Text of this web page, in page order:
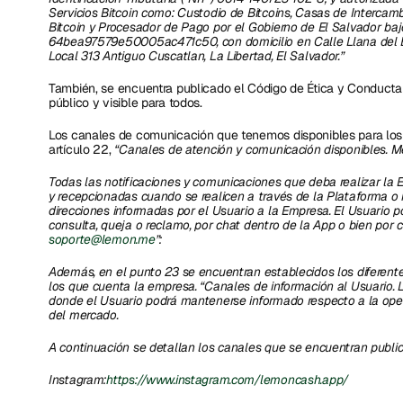
Servicios Bitcoin como: Custodio de Bitcoins, Casas de
Bitcoin y Procesador de Pago por el Gobierno de El Salvador
64bea97579e50005ac471c50, con domicilio en Calle Llana del
Local 313 Antiguo Cuscatlan, La Libertad, El Salvador.”
También, se encuentra publicado el Código de Ética y
público y visible para todos.
Los canales de comunicación que tenemos disponibles para
artículo 22, “Canales de atención y comunicación disponibles.
Todas las notificaciones y comunicaciones que deba realizar la
y recepcionadas cuando se realicen a través de la Plataforma
direcciones informadas por el Usuario a la Empresa. El Usuario
soporte@lemon.me”:
Además, en el punto 23 se encuentran establecidos los
los que cuenta la empresa. “Canales de información al
donde el Usuario podrá mantenerse informado respecto a la
del mercado.
A continuación se detallan los canales que se encuentran
Instagram:https://www.instagram.com/lemoncash.app/